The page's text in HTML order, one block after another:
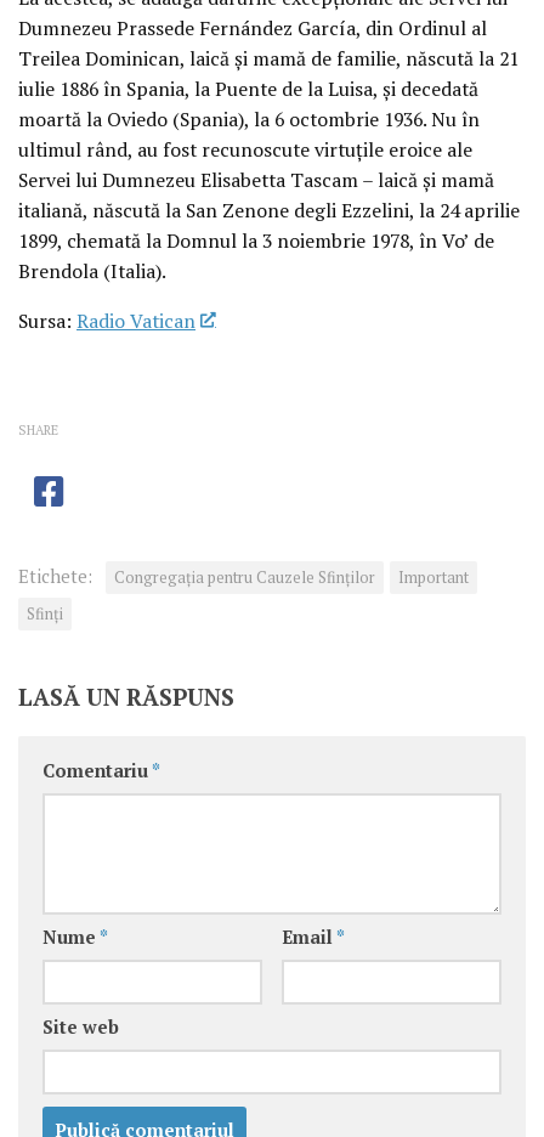
Dumnezeu Prassede Fernández García, din Ordinul al
Treilea Dominican, laică şi mamă de familie, născută la 21
iulie 1886 în Spania, la Puente de la Luisa, şi decedată
moartă la Oviedo (Spania), la 6 octombrie 1936. Nu în
ultimul rând, au fost recunoscute virtuţile eroice ale
Servei lui Dumnezeu Elisabetta Tascam – laică şi mamă
italiană, născută la San Zenone degli Ezzelini, la 24 aprilie
1899, chemată la Domnul la 3 noiembrie 1978, în Vo’ de
Brendola (Italia).
Sursa: Radio Vatican
SHARE
Etichete: Congregaţia pentru Cauzele Sfinţilor
Important
Sfinţi
LASĂ UN RĂSPUNS
Comentariu *
Nume * Email *
Site web